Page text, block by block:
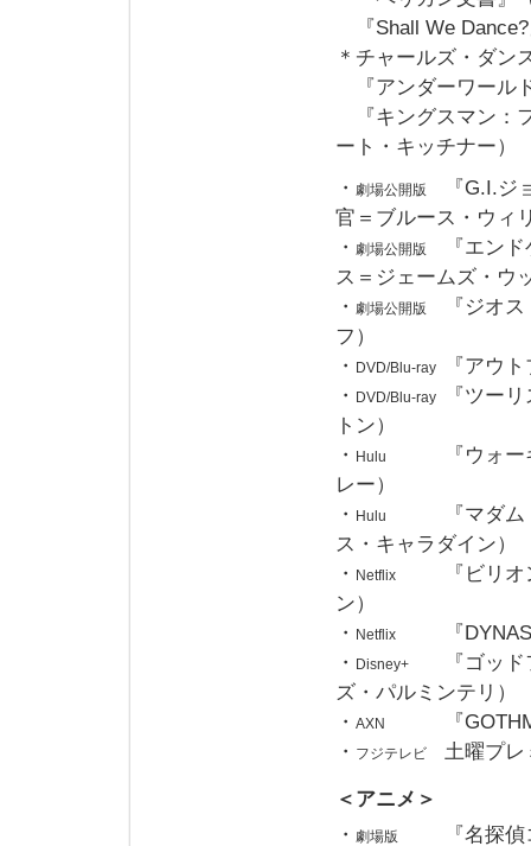
『Shall We
＊チャールズ・ダン
『アンダーワール
『キングスマン：
ート・キッチナー）
・ 劇場公開版
『G.I.
官＝ブルース・ウィ
・ 劇場公開版
『エン
ス＝ジェームズ・ウ
・ 劇場公開版
『ジオ
フ）
・
DVD/Blu-ray
『アウ
・
DVD/Blu-ray
『ツー
トン）
・
Hulu
『ウォ
レー）
・
Hulu
『マダ
ス・キャラダイン）
・
Netflix
『ビリ
ン）
・
Netflix
『
・
Disney+
『ゴッ
ズ・パルミンテリ）
・ AXN
『
・ フジテレビ
土曜プ
＜アニメ＞
・ 劇場版
『名探